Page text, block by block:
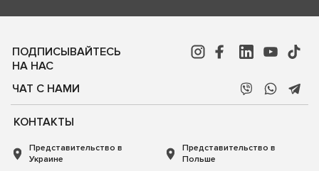
ПОДПИСЫВАЙТЕСЬ
НА НАС
ЧАТ С НАМИ
КОНТАКТЫ
Представительство в
Украине
Представительство в
Польше